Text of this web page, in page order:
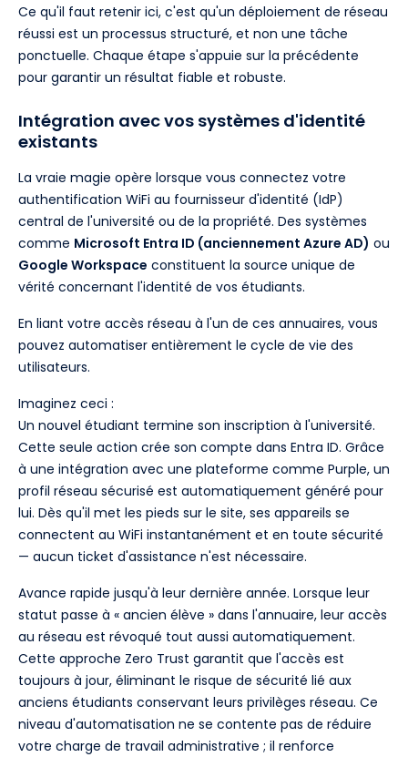
Ce qu'il faut retenir ici, c'est qu'un déploiement de réseau
réussi est un processus structuré, et non une tâche
ponctuelle. Chaque étape s'appuie sur la précédente
pour garantir un résultat fiable et robuste.
Intégration avec vos systèmes d'identité
existants
La vraie magie opère lorsque vous connectez votre
authentification WiFi au fournisseur d'identité (IdP)
central de l'université ou de la propriété. Des systèmes
comme Microsoft Entra ID (anciennement Azure AD) ou
Google Workspace constituent la source unique de
vérité concernant l'identité de vos étudiants.
En liant votre accès réseau à l'un de ces annuaires, vous
pouvez automatiser entièrement le cycle de vie des
utilisateurs.
Imaginez ceci :
Un nouvel étudiant termine son inscription à l'université.
Cette seule action crée son compte dans Entra ID. Grâce
à une intégration avec une plateforme comme Purple, un
profil réseau sécurisé est automatiquement généré pour
lui. Dès qu'il met les pieds sur le site, ses appareils se
connectent au WiFi instantanément et en toute sécurité
— aucun ticket d'assistance n'est nécessaire.
Avance rapide jusqu'à leur dernière année. Lorsque leur
statut passe à « ancien élève » dans l'annuaire, leur accès
au réseau est révoqué tout aussi automatiquement.
Cette approche Zero Trust garantit que l'accès est
toujours à jour, éliminant le risque de sécurité lié aux
anciens étudiants conservant leurs privilèges réseau. Ce
niveau d'automatisation ne se contente pas de réduire
votre charge de travail administrative ; il renforce